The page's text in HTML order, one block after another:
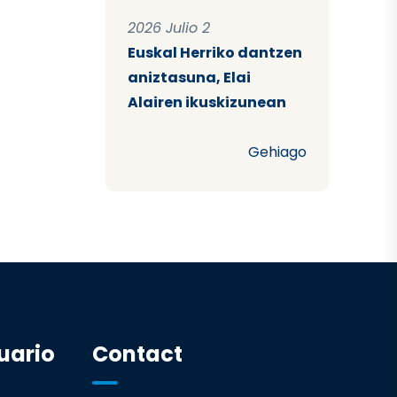
2026 Julio 2
Euskal Herriko dantzen
aniztasuna, Elai
Alairen ikuskizunean
Gehiago
Contact